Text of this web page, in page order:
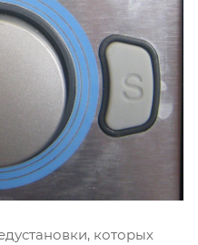
которых